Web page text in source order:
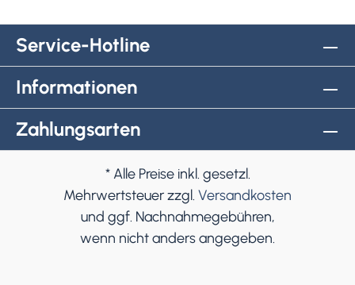
Service-Hotline
Informationen
Zahlungsarten
* Alle Preise inkl. gesetzl.
Mehrwertsteuer zzgl. Versandkosten
und ggf. Nachnahmegebühren,
wenn nicht anders angegeben.